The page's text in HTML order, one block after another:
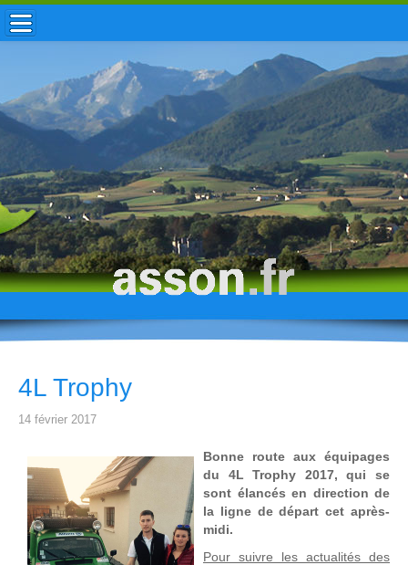
ACCUEIL / INFOS
MUNICIPALITÉ
VIE LOCALE
ENFANCE
TOURISME
HISTOIRE
4L Trophy
14 février 2017
Bonne route aux équipages
du 4L Trophy 2017, qui se
sont élancés en direction de
la ligne de départ cet après-
midi.
Pour suivre les actualités des